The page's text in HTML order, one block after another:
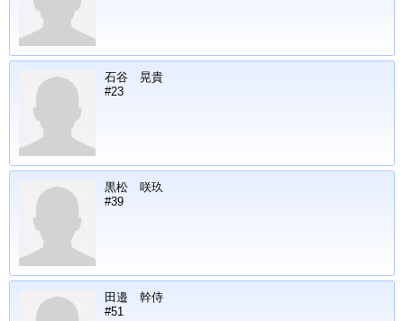
石谷 晃貴
#23
黒松 咲玖
#39
田邉 幹侍
#51